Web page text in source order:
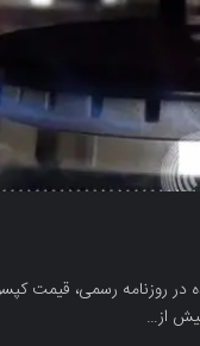
روزنامه رسمی، قیمت
از…